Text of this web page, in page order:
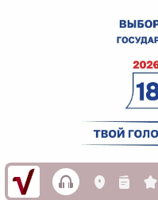
h L n s